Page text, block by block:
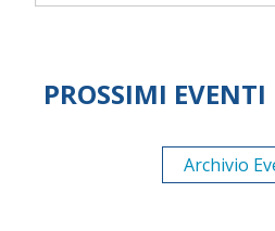
PROSSIMI EVENTI
Archivio